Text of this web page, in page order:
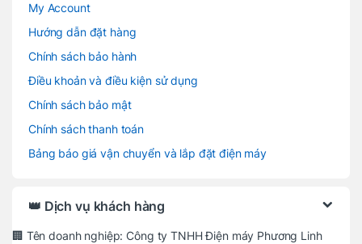
My Account
Hướng dẫn đặt hàng
Chính sách bảo hành
Điều khoản và điều kiện sử dụng
Chính sách bảo mật
Chính sách thanh toán
Bảng báo giá vận chuyển và lắp đặt điện máy
👑 Dịch vụ khách hàng
🏢 Tên doanh nghiệp: Công ty TNHH Điện máy Phương Linh